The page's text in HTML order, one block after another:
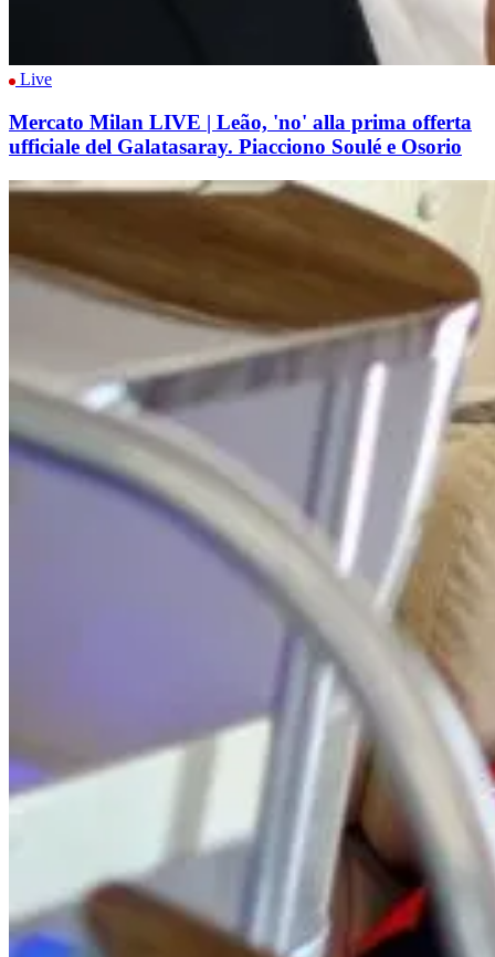
Live
Mercato Milan LIVE | Leão, 'no' alla prima offerta
ufficiale del Galatasaray. Piacciono Soulé e Osorio